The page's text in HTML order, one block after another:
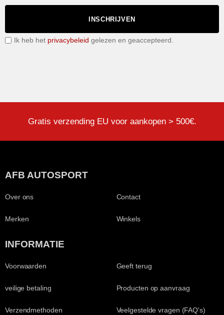
INSCHRIJVEN
Ik heb het privacybeleid gelezen en geaccepteerd.
Gratis verzending EU voor aankopen > 500€.
AFB AUTOSPORT
Over ons
Merken
Contact
Winkels
INFORMATIE
Voorwaarden
veilige betaling
Verzendmethoden
Geeft terug
Producten op aanvraag
Veelgestelde vragen (FAQ's)